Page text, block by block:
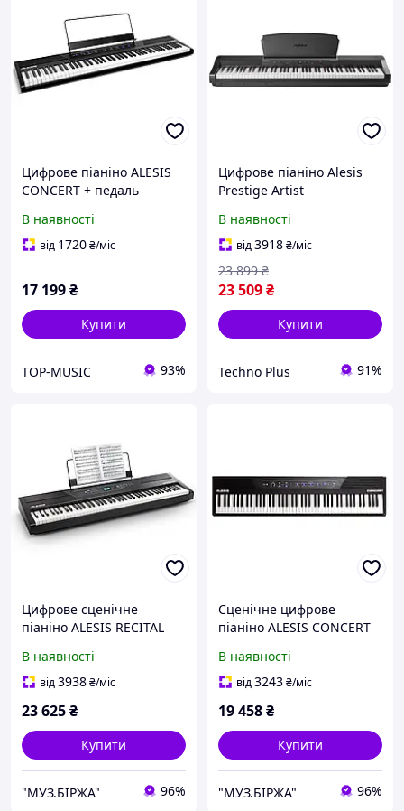
Цифрове піаніно ALESIS
CONCERT + педаль
В наявності
від 1720₴/міс
17 199₴
Купити
TOP-MUSIC 93%
Цифрове піаніно Alesis
Prestige Artist
В наявності
від3918₴/міс
23 509₴
23 899 ₴
Купити
Techno Plus 91%
Цифрове сценічне
піаніно ALESIS RECITAL
В наявності
від3938₴/міс
23 625₴
Купити
"МУЗ.БІРЖА" 96%
Сценічне цифрове
піаніно ALESIS CONCERT
В наявності
від3243₴/міс
19 458₴
Купити
"МУЗ.БІРЖА" 96%